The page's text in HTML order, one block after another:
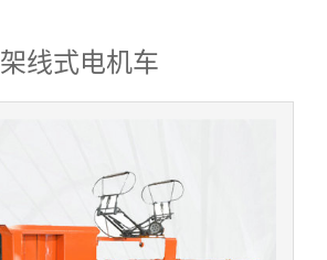
架线式电机车